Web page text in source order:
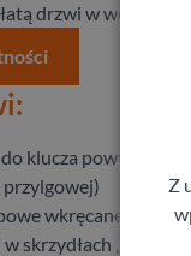
drzwi w wersji:
klucza
wkręcane 13,5/9
skrzydłach
Z